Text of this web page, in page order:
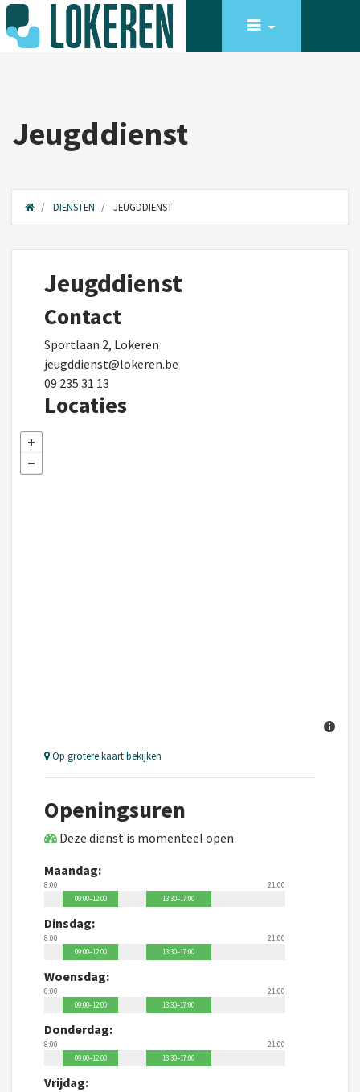
Jeugddienst
DIENSTEN JEUGDDIENST
Jeugddienst
Contact
Sportlaan 2, Lokeren
jeugddienst@lokeren.be
09 235 31 13
Locaties
Op grotere kaart bekijken
Openingsuren
Deze dienst is momenteel open
Maandag:
8:00 21:00
09:00–12:00 13:30–17:00
Dinsdag:
8:00 21:00
09:00–12:00 13:30–17:00
Woensdag:
8:00 21:00
09:00–12:00 13:30–17:00
Donderdag:
8:00 21:00
09:00–12:00 13:30–17:00
Vrijdag: